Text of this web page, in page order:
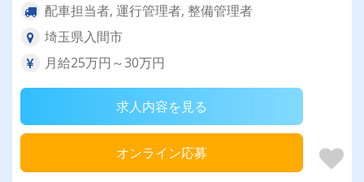
配車担当者, 運行管理者, 整備管理者
埼玉県入間市
月給25万円～30万円
求人内容を見る
オンライン応募